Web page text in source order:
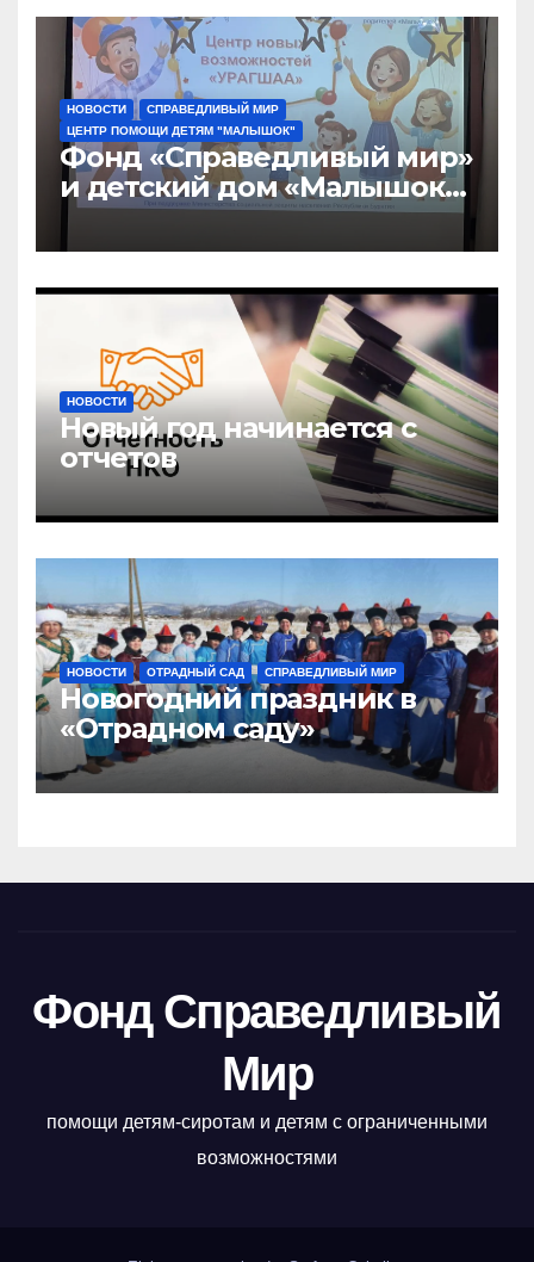
НОВОСТИ
СПРАВЕДЛИВЫЙ МИР
ЦЕНТР ПОМОЩИ ДЕТЯМ "МАЛЫШОК"
Фонд «Справедливый мир»
и детский дом «Малышок»
открыли центр новых
возможностей «УРАГШАА»
НОВОСТИ
Новый год начинается с
отчетов
НОВОСТИ ОТРАДНЫЙ САД СПРАВЕДЛИВЫЙ МИР
Новогодний праздник в
«Отрадном саду»
Фонд Справедливый
Мир
помощи детям-сиротам и детям с ограниченными
возможностями